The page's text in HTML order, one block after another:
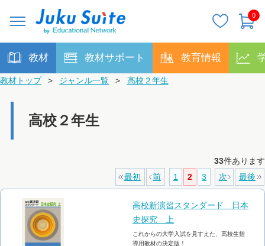
0
教材 教材サポート 教育情報
教材トップ > ジャンル一覧 > 高校２年生
高校２年生
33件あります
最初
前 1 2 3 次 最後
高校新演習スタンダード 日本
史探究 上
これからの大学入試を見すえた、高校生指
導用教材の決定版！